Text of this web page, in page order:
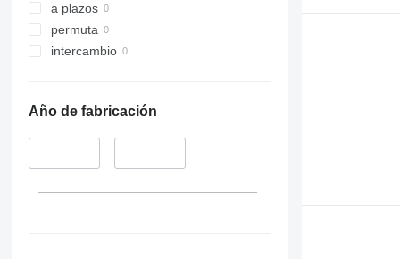
a plazos
permuta
intercambio
Año de fabricación
–